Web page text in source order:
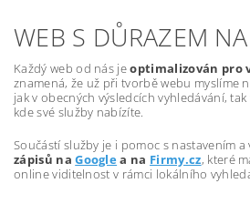
WEB S DŮRAZEM
Každý web od nás jeoptimalizován pro
znamená, že už při tvorbě webu myslíme
jak v obecných výsledcích vyhledávání,
kde své služby nabízíte.
Součástí služby je i pomoc s nastavením
zápisů naGooglea na Firmy.cz, které
online viditelnost v rámci lokálního